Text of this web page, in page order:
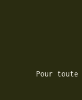
Pour toute